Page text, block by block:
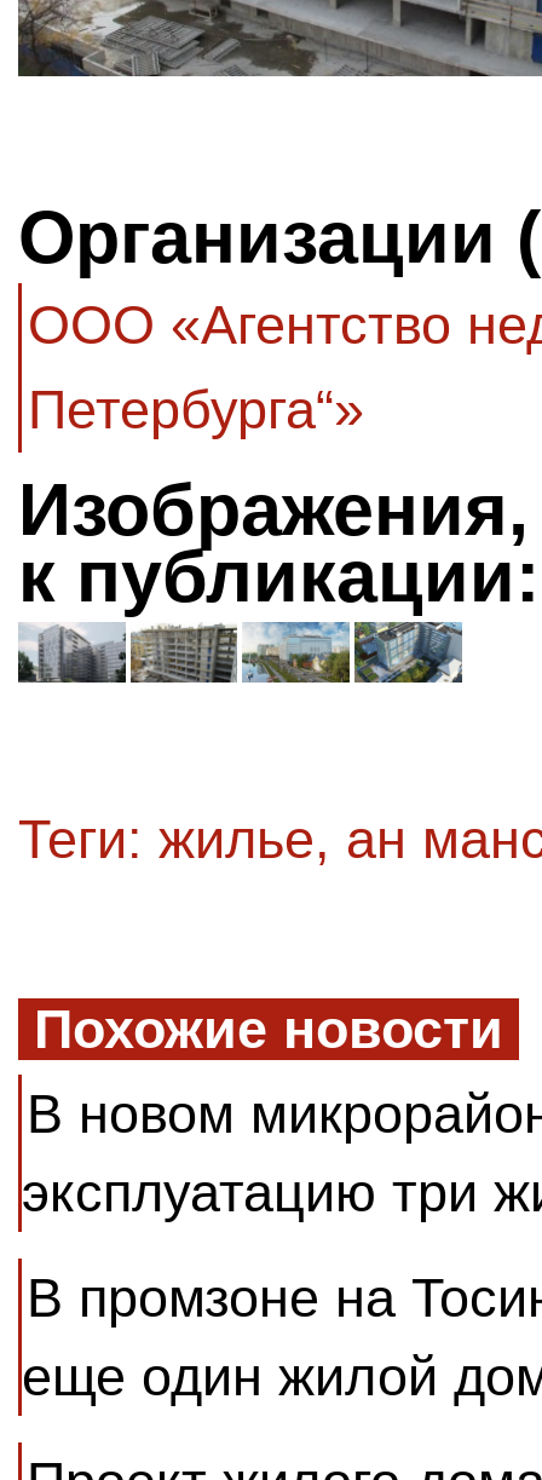
Организации
ООО «Агентство
Петербурга“»
к публикации:
Теги: жилье, ан
Похожие новости
В новом
эксплуатацию три
В промзоне на
еще один жилой